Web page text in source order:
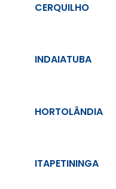
CERQUILHO
INDAIATUBA
HORTOLÂNDIA
ITAPETININGA